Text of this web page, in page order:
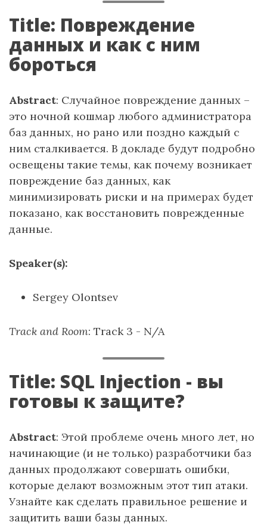
Title: Повреждение
данных и как с ним
бороться
Abstract: Случайное повреждение данных –
это ночной кошмар любого администратора
баз данных, но рано или поздно каждый с
ним сталкивается. В докладе будут подробно
освещены такие темы, как почему возникает
повреждение баз данных, как
минимизировать риски и на примерах будет
показано, как восстановить поврежденные
данные.
Speaker(s):
Sergey Olontsev
Track and Room: Track 3 - N/A
Title: SQL Injection - вы
готовы к защите?
Abstract: Этой проблеме очень много лет, но
начинающие (и не только) разработчики баз
данных продолжают совершать ошибки,
которые делают возможным этот тип атаки.
Узнайте как сделать правильное решение и
защитить ваши базы данных.